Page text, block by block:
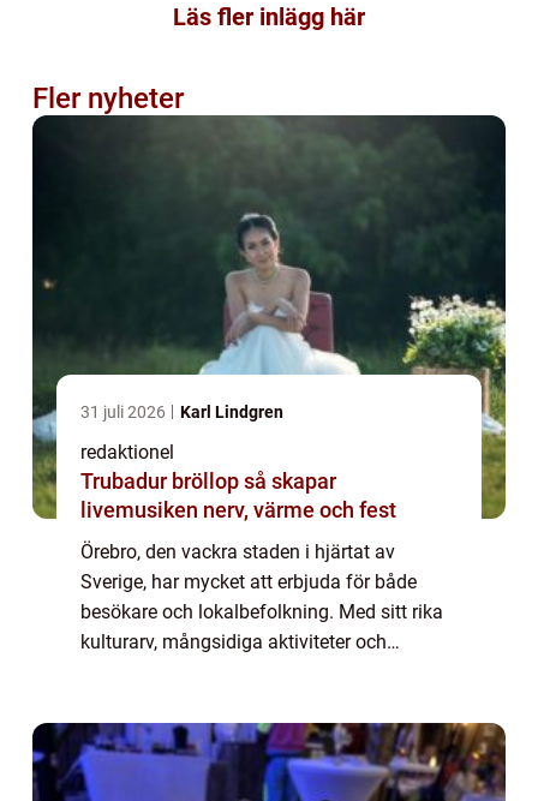
Läs fler inlägg här
Fler nyheter
31 juli 2026 Karl Lindgren
redaktionel
Trubadur bröllop så skapar
livemusiken nerv, värme och fest
Örebro, den vackra staden i hjärtat av
Sverige, har mycket att erbjuda för både
besökare och lokalbefolkning. Med sitt rika
kulturarv, mångsidiga aktiviteter och
v...